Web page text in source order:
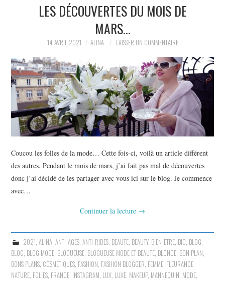
PARTAGER MES
TROUVAILLES ET MES
ENVIES DANS LA MODE, LE
LUXE ET LA BEAUTÉ EN Y
AJOUTANT MON PETIT
GRAIN DE FOLIE ET MES
PETITS TUYAUX…
LES DÉCOUVERTES DU MOIS DE
MARS…
14 AVRIL 2021 ALINA LAISSER UN COMMENTAIRE
Coucou les folles de la mode… Cette fois-ci, voilà un article différent
des autres. Pendant le mois de mars, j’ai fait pas mal de découvertes
donc j’ai décidé de les partager avec vous ici sur le blog. Je commence
avec…
Continuer la lecture →
2021 ALINA, ANTI-AGES, ANTI-RIDES, BEAUTE, BEAUTY, BIEN-ETRE, BIO BLOG
BLOG BLOG MODE BLOGUEUSE BLOGUEUSE MODE ET BEAUTE BLONDE BON PLAN
BONS PLANS COSMÉTIQUES FASHION FASHION BLOGGER FEMME FLEURANCE
NATURE FOLIES FRANCE INSTAGRAM LUX LUXE MAKEUP, MANNEQUIN MODE